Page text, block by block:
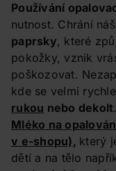
Používání
nutnost. Chrání
paprsky, které
pokožky, vznik
poškozovat.
kde se velmi
rukou nebo dekolt
Mléko na
v e-shopu), který
dětí a na tělo